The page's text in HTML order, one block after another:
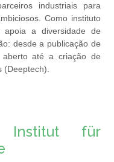
industriais para
Como instituto
apoia a diversidade de
desde a publicação de
até a criação de
(Deeptech).
Institut für